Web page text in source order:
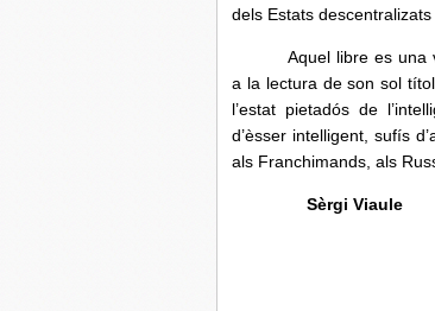
dels Estats descentralizats
Aquel libre es una
a la lectura de son sol
l’estat pietadós de
d’èsser intelligent, sufís
als Franchimands, als
Sèrgi Viaule